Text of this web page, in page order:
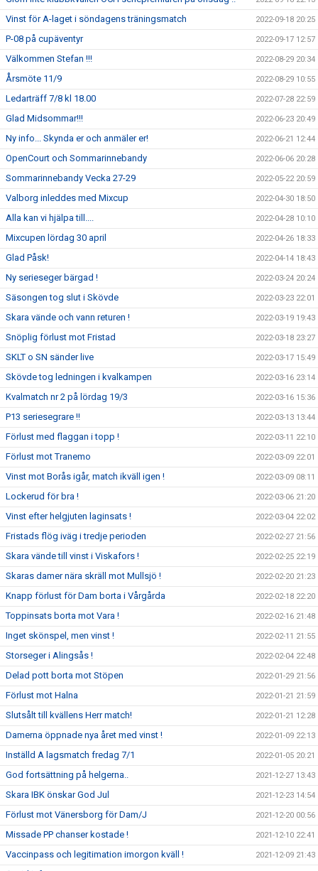
Vinst för A-laget i söndagens träningsmatch 2022-09-18 20:25
P-08 på cupäventyr 2022-09-17 12:57
Välkommen Stefan !!! 2022-08-29 20:34
Årsmöte 11/9 2022-08-29 10:55
Ledarträff 7/8 kl 18.00 2022-07-28 22:59
Glad Midsommar!!! 2022-06-23 20:49
Ny info... Skynda er och anmäler er! 2022-06-21 12:44
OpenCourt och Sommarinnebandy 2022-06-06 20:28
Sommarinnebandy Vecka 27-29 2022-05-22 20:59
Valborg inleddes med Mixcup 2022-04-30 18:50
Alla kan vi hjälpa till.... 2022-04-28 10:10
Mixcupen lördag 30 april 2022-04-26 18:33
Glad Påsk! 2022-04-14 18:43
Ny serieseger bärgad ! 2022-03-24 20:24
Säsongen tog slut i Skövde 2022-03-23 22:01
Skara vände och vann returen ! 2022-03-19 19:43
Snöplig förlust mot Fristad 2022-03-18 23:27
SKLT o SN sänder live 2022-03-17 15:49
Skövde tog ledningen i kvalkampen 2022-03-16 23:14
Kvalmatch nr 2 på lördag 19/3 2022-03-16 15:36
P13 seriesegrare !! 2022-03-13 13:44
Förlust med flaggan i topp ! 2022-03-11 22:10
Förlust mot Tranemo 2022-03-09 22:01
Vinst mot Borås igår, match ikväll igen ! 2022-03-09 08:11
Lockerud för bra ! 2022-03-06 21:20
Vinst efter helgjuten laginsats ! 2022-03-04 22:02
Fristads flög iväg i tredje perioden 2022-02-27 21:56
Skara vände till vinst i Viskafors ! 2022-02-25 22:19
Skaras damer nära skräll mot Mullsjö ! 2022-02-20 21:23
Knapp förlust för Dam borta i Vårgårda 2022-02-18 22:20
Toppinsats borta mot Vara ! 2022-02-16 21:48
Inget skönspel, men vinst ! 2022-02-11 21:55
Storseger i Alingsås ! 2022-02-04 22:48
Delad pott borta mot Stöpen 2022-01-29 21:56
Förlust mot Halna 2022-01-21 21:59
Slutsålt till kvällens Herr match! 2022-01-21 12:28
Damerna öppnade nya året med vinst ! 2022-01-09 22:13
Inställd A lagsmatch fredag 7/1 2022-01-05 20:21
God fortsättning på helgerna.. 2021-12-27 13:43
Skara IBK önskar God Jul 2021-12-23 14:54
Förlust mot Vänersborg för Dam/J 2021-12-20 00:56
Missade PP chanser kostade ! 2021-12-10 22:41
Vaccinpass och legitimation imorgon kväll ! 2021-12-09 21:43